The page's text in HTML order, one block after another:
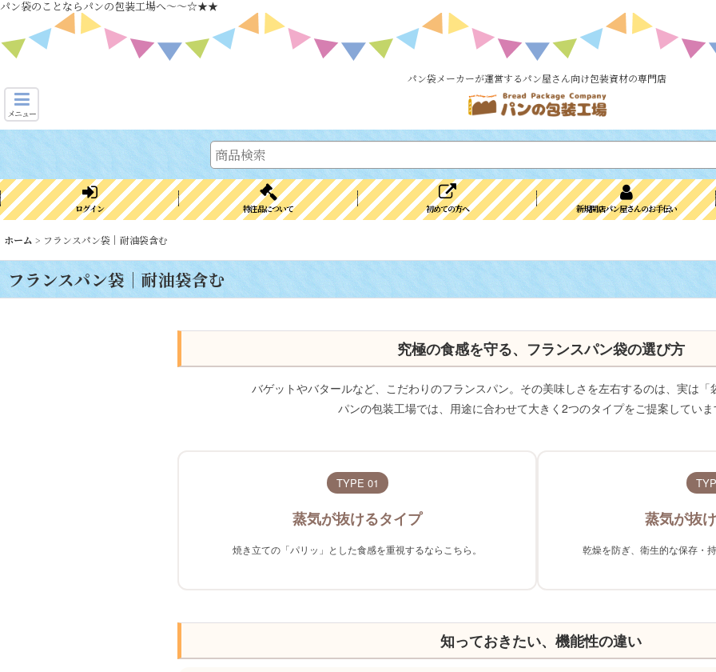
パン袋のことならパンの包装工場へ～～☆★★
パン袋メーカーが運営するパン屋さん向け包装資材の専門店
メニュー
ログイン 特注品について 初めての方へ 新規開店パン屋さんのお手伝い
ホーム > フランスパン袋｜耐油袋含む
フランスパン袋｜耐油袋含む
究極の食感を守る、フランスパン袋の選び方
バゲットやバタールなど、こだわりのフランスパン。その美味しさを左右するのは、実は「
パンの包装工場では、用途に合わせて大きく2つのタイプをご提案してい
TYPE 01
蒸気が抜けるタイプ
焼き立ての「パリッ」とした食感を重視するならこちら。
蒸気が抜
乾燥を防ぎ、衛生的な保存・
知っておきたい、機能性の違い